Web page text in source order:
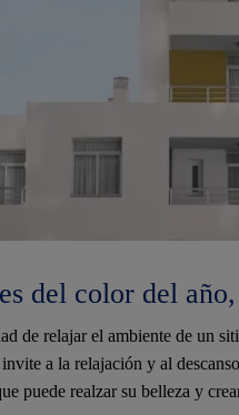
del color del
de relajar el ambiente de un
a la relajación y al
puede realzar su belleza y